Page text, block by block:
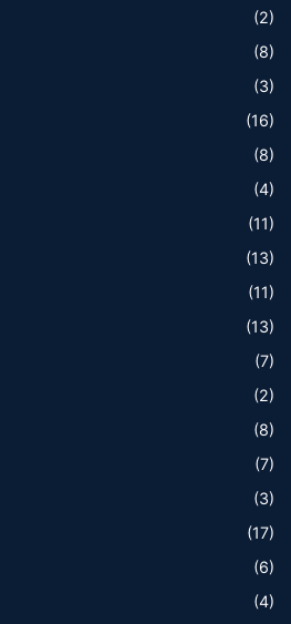
(2)
(8)
(3)
(16)
(8)
(4)
(11)
(13)
(11)
(13)
(7)
(2)
(8)
(7)
(3)
(17)
(6)
(4)